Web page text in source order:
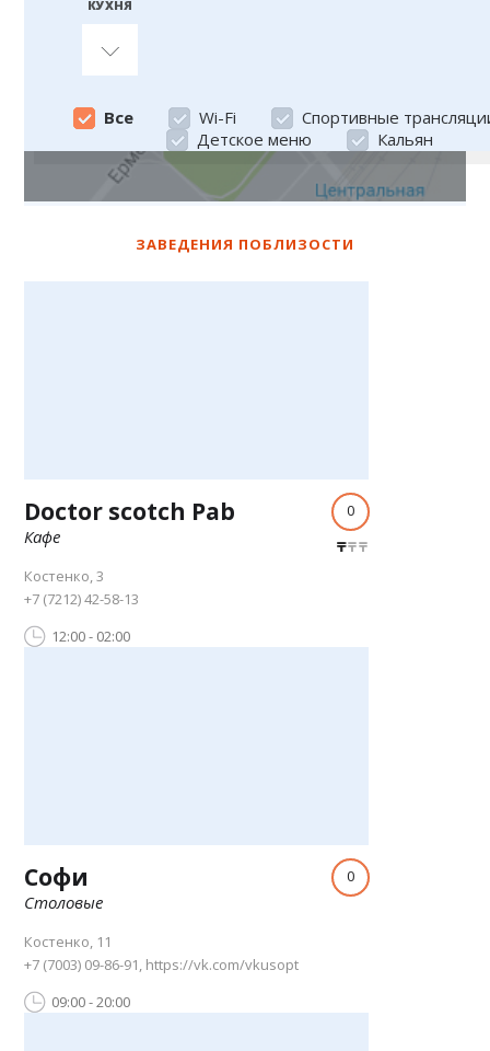
КУХНЯ
Все
Все Wi-Fi
Спортивные
Детское меню
Кальян
ЗАВЕДЕНИЯ ПОБЛИЗОСТИ
Doctor scotch Pab
Кафе
Костенко, 3
+7 (7212) 42-58-13
12:00 - 02:00
0
Софи
Столовые
Костенко, 11
+7 (7003) 09-86-91, https://vk.com/vkusopt
09:00 - 20:00
0